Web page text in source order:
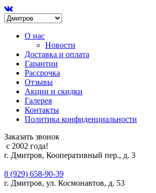
О нас
Новости
Доставка и оплата
Гарантии
Рассрочка
Отзывы
Акции и скидки
Галерея
Контакты
Политика конфиденциальности
Заказать звонок
с 2002 года!
г. Дмитров, Кооперативный пер., д. 3
8 (929) 658-90-39
г. Дмитров, ул. Космонавтов, д. 53